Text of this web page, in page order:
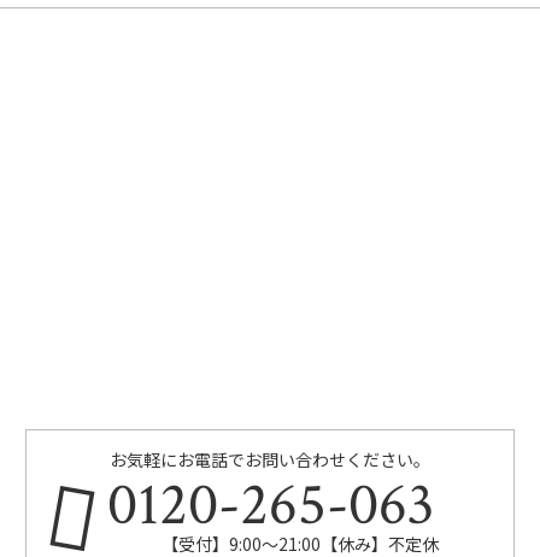
お気軽にお電話でお問い合わせください。
0120-265-063
【受付】9:00〜21:00【休み】不定休